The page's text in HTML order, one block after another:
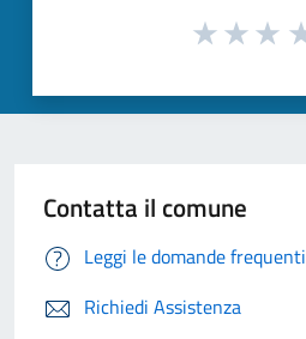
Contatta il comune
Leggi le domande frequenti
Richiedi Assistenza